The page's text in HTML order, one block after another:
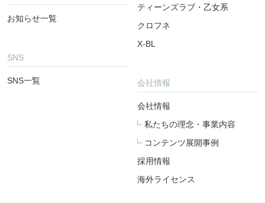
お知らせ一覧
SNS
SNS一覧
ティーンズラブ・乙女系
クロフネ
X-BL
会社情報
会社情報
私たちの理念・事業内容
コンテンツ展開事例
採用情報
海外ライセンス